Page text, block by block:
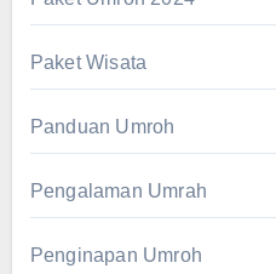
Paket Wisata
Panduan Umroh
Pengalaman Umrah
Penginapan Umroh